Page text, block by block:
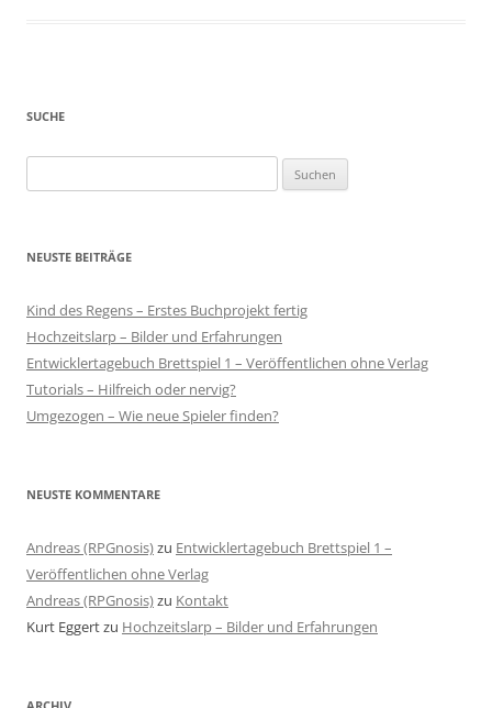
SUCHE
nach:
NEUSTE BEITRÄGE
Kind des Regens – Erstes Buchprojekt fertig
Hochzeitslarp – Bilder und Erfahrungen
Entwicklertagebuch Brettspiel 1 – Veröffentlichen ohne Verlag
Tutorials – Hilfreich oder nervig?
Umgezogen – Wie neue Spieler finden?
NEUSTE KOMMENTARE
Andreas (RPGnosis)zu Entwicklertagebuch Brettspiel 1 –
Veröffentlichen ohne Verlag
Andreas (RPGnosis)zu Kontakt
Kurt Eggertzu Hochzeitslarp – Bilder und Erfahrungen